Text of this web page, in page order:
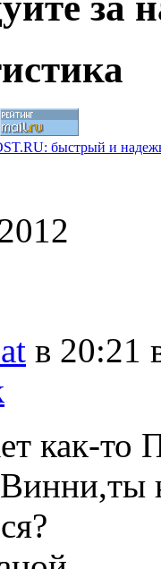
в 20:21
как-то